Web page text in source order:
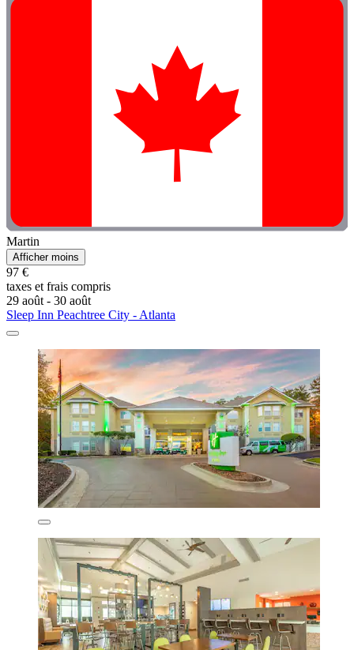
Martin
Afficher moins
97 €
taxes et frais compris
29 août - 30 août
Sleep Inn Peachtree City - Atlanta